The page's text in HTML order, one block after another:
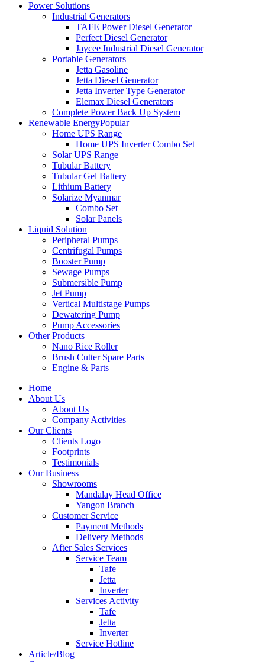
Power Solutions
Industrial Generators
TAFE Power Diesel Generator
Perfect Diesel Generator
Jaycee Industrial Diesel Generator
Portable Generators
Jetta Gasoline
Jetta Diesel Generator
Jetta Inverter Type Generator
Elemax Diesel Generators
Complete Power Back Up System
Renewable EnergyPopular
Home UPS Range
Home UPS Inverter Combo Set
Solar UPS Range
Tubular Battery
Tubular Gel Battery
Lithium Battery
Solarize Myanmar
Combo Set
Solar Panels
Liquid Solution
Peripheral Pumps
Centrifugal Pumps
Booster Pump
Sewage Pumps
Submersible Pump
Jet Pump
Vertical Multistage Pumps
Dewatering Pump
Pump Accessories
Other Products
Nano Rice Roller
Brush Cutter Spare Parts
Engine & Parts
Home
About Us
About Us
Company Activities
Our Clients
Clients Logo
Footprints
Testimonials
Our Business
Showrooms
Mandalay Head Office
Yangon Branch
Customer Service
Payment Methods
Delivery Methods
After Sales Services
Service Team
Tafe
Jetta
Inverter
Services Activity
Tafe
Jetta
Inverter
Service Hotline
Article/Blog